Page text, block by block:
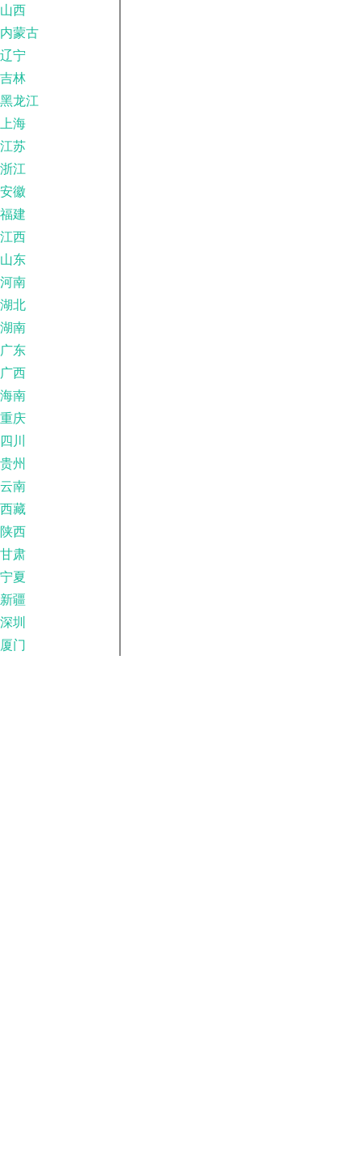
山西
内蒙古
辽宁
吉林
黑龙江
上海
江苏
浙江
安徽
福建
江西
山东
河南
湖北
湖南
广东
广西
海南
重庆
四川
贵州
云南
西藏
陕西
甘肃
宁夏
新疆
深圳
厦门